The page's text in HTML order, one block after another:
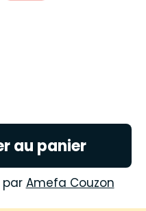
au panier
par Amefa Couzon